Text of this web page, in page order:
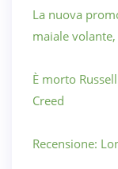
La nuova
maiale
È morto
Creed
Recensione: